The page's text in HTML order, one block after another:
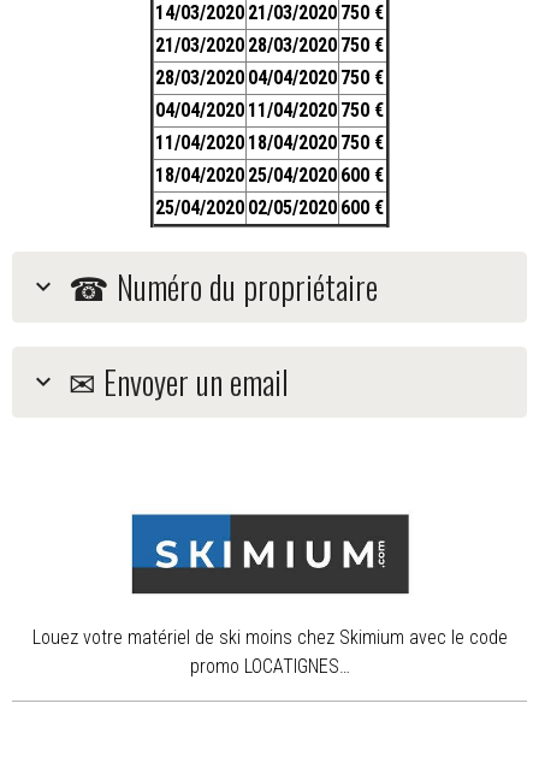
14/03/2020 21/03/2020 750 €
21/03/2020 28/03/2020 750 €
28/03/2020 04/04/2020 750 €
04/04/2020 11/04/2020 750 €
11/04/2020 18/04/2020 750 €
18/04/2020 25/04/2020 600 €
25/04/2020 02/05/2020 600 €
☎ Numéro du propriétaire
✉ Envoyer un email
Louez votre matériel de ski moins chez Skimium avec le code
promo LOCATIGNES…